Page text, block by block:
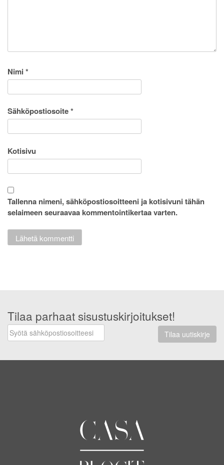
Nimi *
Sähköpostiosoite*
Kotisivu
Tallenna nimeni, sähköpostiosoitteeni ja kotisivuni tähän
selaimeen seuraavaa kommentointikertaa varten.
Tilaa parhaat sisustuskirjoitukset!
Tilaa uutiskirje